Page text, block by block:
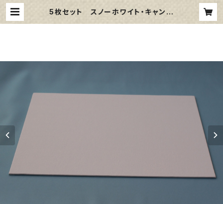
5枚セット スノーホワイト・キャンバ